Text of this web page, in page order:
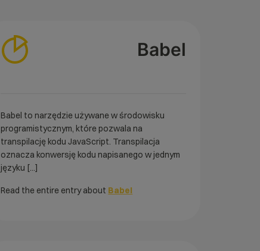
Babel
Babel to narzędzie używane w środowisku
programistycznym, które pozwala na
transpilację kodu JavaScript. Transpilacja
oznacza konwersję kodu napisanego w jednym
języku [...]
Read the entire entry about Babel